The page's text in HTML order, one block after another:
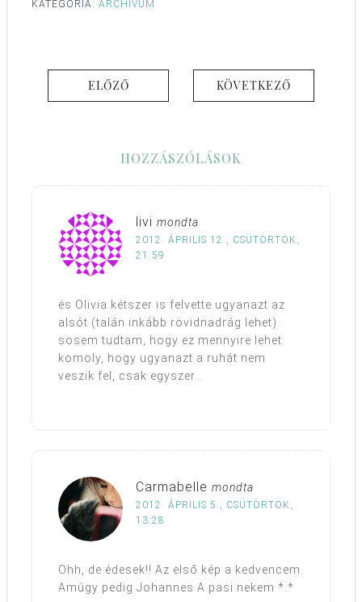
KATEGÓRIA: ARCHÍVUM
ELŐZŐ KÖVETKEZŐ
HOZZÁSZÓLÁSOK
livi mondta
2012. ÁPRILIS 12., CSÜTÖRTÖK,
21:59
és Olivia kétszer is felvette ugyanazt az
alsót (talán inkább rövidnadrág lehet).
sosem tudtam, hogy ez mennyire lehet
komoly, hogy ugyanazt a ruhát nem
veszik fel, csak egyszer…
Carmabelle mondta
2012. ÁPRILIS 5., CSÜTÖRTÖK,
13:28
Ohh, de édesek!! Az első kép a kedvencem.
Amúgy pedig Johannes A pasi nekem *.*